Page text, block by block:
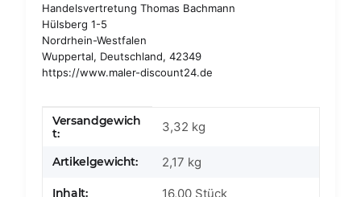
Handelsvertretung Thomas Bachmann
Hülsberg 1-5
Nordrhein-Westfalen
Wuppertal, Deutschland, 42349
https://www.maler-discount24.de
Produkteigenschaft
Wert
Versandgewich
t:
3,32 kg
Artikelgewicht: 2,17 kg
Inhalt: 16,00 Stück